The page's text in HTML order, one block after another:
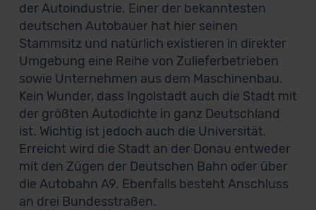
der Autoindustrie. Einer der bekanntesten
deutschen Autobauer hat hier seinen
Stammsitz und natürlich existieren in direkter
Umgebung eine Reihe von Zulieferbetrieben
sowie Unternehmen aus dem Maschinenbau.
Kein Wunder, dass Ingolstadt auch die Stadt mit
der größten Autodichte in ganz Deutschland
ist. Wichtig ist jedoch auch die Universität.
Erreicht wird die Stadt an der Donau entweder
mit den Zügen der Deutschen Bahn oder über
die Autobahn A9. Ebenfalls besteht Anschluss
an drei Bundesstraßen.